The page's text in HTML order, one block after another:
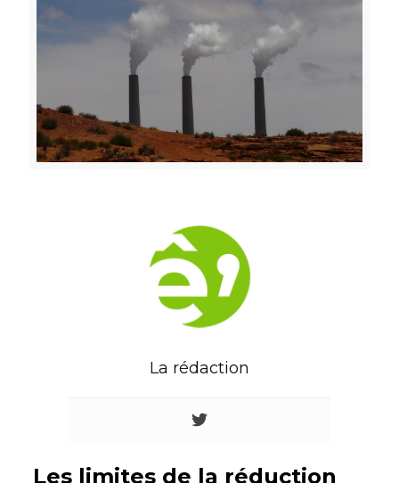
La rédaction
Les limites de la réduction